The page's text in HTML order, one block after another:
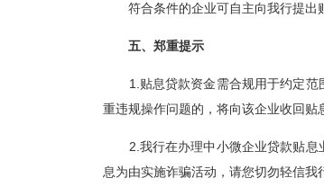
符合条件的企业可自主向我行提出
五、郑重提示
1 .贴息贷款资金需合规用于约定
重违规操作问题的，将向该企业收回贴
2 .我行在办理中小微企业贷款贴
息为由实施诈骗活动，请您切勿轻信我